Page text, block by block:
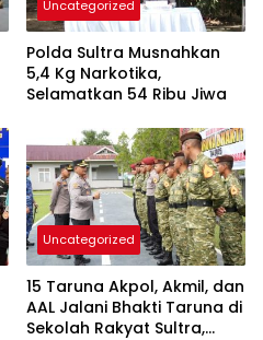
Uncategorized
Polda Sultra Musnahkan
5,4 Kg Narkotika,
Selamatkan 54 Ribu Jiwa
Uncategorized
15 Taruna Akpol, Akmil, dan
AAL Jalani Bhakti Taruna di
Sekolah Rakyat Sultra,